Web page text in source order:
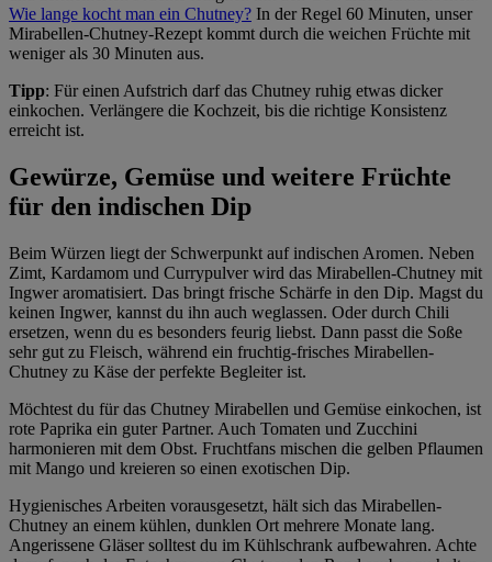
Wie lange kocht man ein Chutney? In der Regel 60 Minuten, unser
Mirabellen-Chutney-Rezept kommt durch die weichen Früchte mit
weniger als 30 Minuten aus.
Tipp: Für einen Aufstrich darf das Chutney ruhig etwas dicker
einkochen. Verlängere die Kochzeit, bis die richtige Konsistenz
erreicht ist.
Gewürze, Gemüse und weitere Früchte
für den indischen Dip
Beim Würzen liegt der Schwerpunkt auf indischen Aromen. Neben
Zimt, Kardamom und Currypulver wird das Mirabellen-Chutney mit
Ingwer aromatisiert. Das bringt frische Schärfe in den Dip. Magst du
keinen Ingwer, kannst du ihn auch weglassen. Oder durch Chili
ersetzen, wenn du es besonders feurig liebst. Dann passt die Soße
sehr gut zu Fleisch, während ein fruchtig-frisches Mirabellen-
Chutney zu Käse der perfekte Begleiter ist.
Möchtest du für das Chutney Mirabellen und Gemüse einkochen, ist
rote Paprika ein guter Partner. Auch Tomaten und Zucchini
harmonieren mit dem Obst. Fruchtfans mischen die gelben Pflaumen
mit Mango und kreieren so einen exotischen Dip.
Hygienisches Arbeiten vorausgesetzt, hält sich das Mirabellen-
Chutney an einem kühlen, dunklen Ort mehrere Monate lang.
Angerissene Gläser solltest du im Kühlschrank aufbewahren. Achte